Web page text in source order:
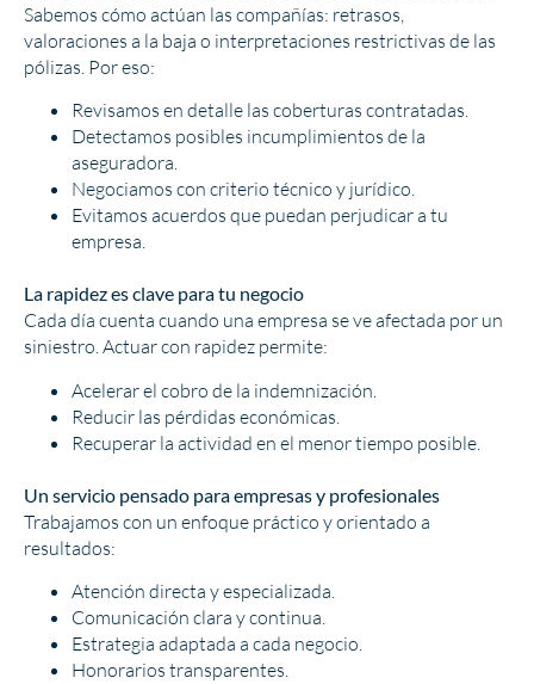
Sabemos cómo actúan las compañías: retrasos,
valoraciones a la baja o interpretaciones restrictivas de las
pólizas. Por eso:
Revisamos en detalle las coberturas contratadas.
Detectamos posibles incumplimientos de la
aseguradora.
Negociamos con criterio técnico y jurídico.
Evitamos acuerdos que puedan perjudicar a tu
empresa.
La rapidez es clave para tu negocio
Cada día cuenta cuando una empresa se ve afectada por un
siniestro. Actuar con rapidez permite:
Acelerar el cobro de la indemnización.
Reducir las pérdidas económicas.
Recuperar la actividad en el menor tiempo posible.
Un servicio pensado para empresas y profesionales
Trabajamos con un enfoque práctico y orientado a
resultados:
Atención directa y especializada.
Comunicación clara y continua.
Estrategia adaptada a cada negocio.
Honorarios transparentes.